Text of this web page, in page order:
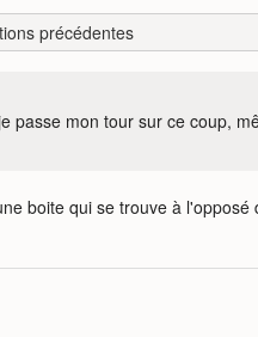
précédentes
passe mon tour sur ce coup,
boite qui se trouve à l'opposé